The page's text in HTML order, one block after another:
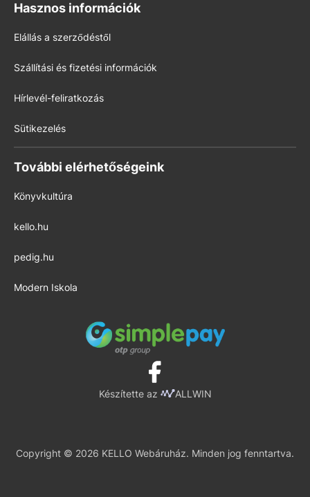
Hasznos információk
Elállás a szerződéstől
Szállítási és fizetési információk
Hírlevél-feliratkozás
Sütikezelés
További elérhetőségeink
Könyvkultúra
kello.hu
pedig.hu
Modern Iskola
Készítette az ALLWIN
Copyright © 2026 KELLO Webáruház. Minden jog fenntartva.